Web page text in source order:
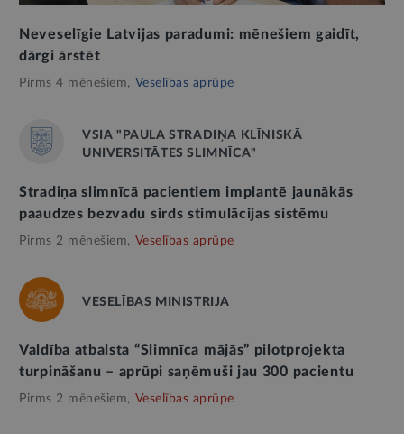
Neveselīgie Latvijas paradumi: mēnešiem gaidīt,
dārgi ārstēt
Pirms 4 mēnešiem, Veselības aprūpe
VSIA "PAULA STRADIŅA KLĪNISKĀ
UNIVERSITĀTES SLIMNĪCA"
Stradiņa slimnīcā pacientiem implantē jaunākās
paaudzes bezvadu sirds stimulācijas sistēmu
Pirms 2 mēnešiem, Veselības aprūpe
VESELĪBAS MINISTRIJA
Valdība atbalsta “Slimnīca mājās” pilotprojekta
turpināšanu – aprūpi saņēmuši jau 300 pacientu
Pirms 2 mēnešiem, Veselības aprūpe